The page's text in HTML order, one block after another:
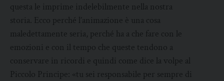
questa le imprime indelebilmente nella nostra
storia. Ecco perché l’animazione è una cosa
maledettamente seria, perché ha a che fare con le
emozioni e con il tempo che queste tendono a
conservare in ricordi e quindi come dice la volpe al
Piccolo Principe: «tu sei responsabile per sempre di